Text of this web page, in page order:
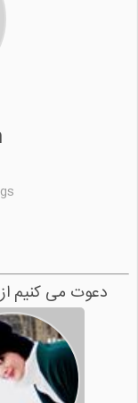
دعوت می کنیم